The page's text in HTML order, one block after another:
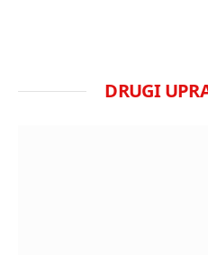
DRUGI